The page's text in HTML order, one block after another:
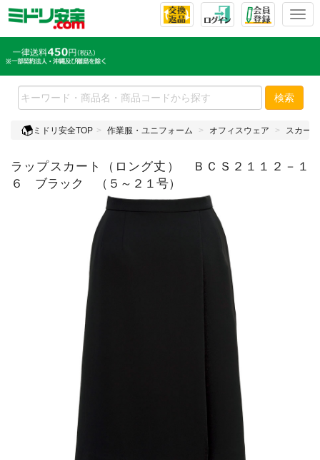
T
l
e
n
v
g
検索
ミドリ安全TOP 作業服・ユニフォーム オフィスウェア スカート
ラップスカート（ロング丈） ＢＣＳ２１１２－１
６ ブラック （５～２１号）